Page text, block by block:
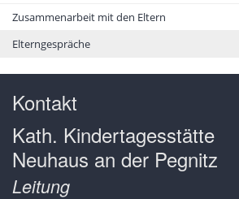
Zusammenarbeit mit den Eltern
Elterngespräche
Kontakt
Kath. Kindertagesstätte
Neuhaus an der Pegnitz
Leitung